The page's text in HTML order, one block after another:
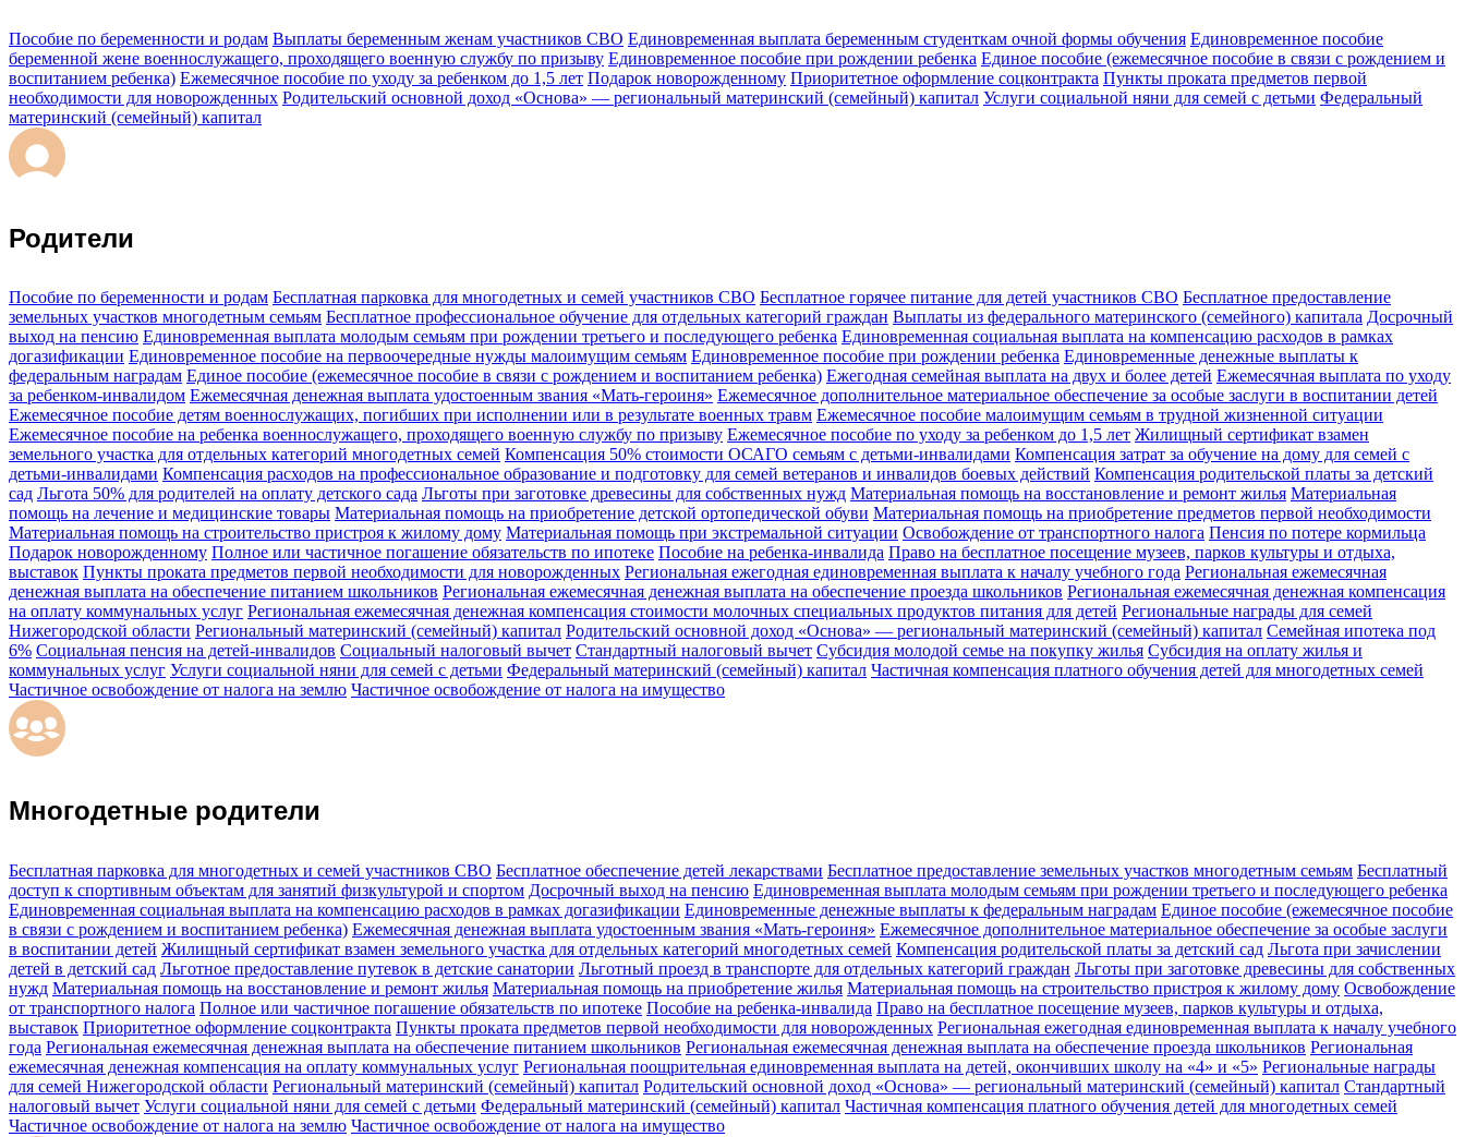
Пособие по беременности и родам Выплаты беременным женам участников СВО Единовременная выплата беременным студенткам очной формы обучения Единовременное пособие
беременной жене военнослужащего, проходящего военную службу по призыву Единовременное пособие при рождении ребенка Единое пособие (ежемесячное пособие в связи с рождением и
воспитанием ребенка) Ежемесячное пособие по уходу за ребенком до 1,5 лет Подарок новорожденному Приоритетное оформление соцконтракта Пункты проката предметов первой
необходимости для новорожденных Родительский основной доход «Основа» — региональный материнский (семейный) капитал Услуги социальной няни для семей с детьми Федеральный
материнский (семейный) капитал
Родители
Пособие по беременности и родам Бесплатная парковка для многодетных и семей участников СВО Бесплатное горячее питание для детей участников СВО Бесплатное предоставление
земельных участков многодетным семьям Бесплатное профессиональное обучение для отдельных категорий граждан Выплаты из федерального материнского (семейного) капитала Досрочный
выход на пенсию Единовременная выплата молодым семьям при рождении третьего и последующего ребенка Единовременная социальная выплата на компенсацию расходов в рамках
догазификации Единовременное пособие на первоочередные нужды малоимущим семьям Единовременное пособие при рождении ребенка Единовременные денежные выплаты к
федеральным наградам Единое пособие (ежемесячное пособие в связи с рождением и воспитанием ребенка) Ежегодная семейная выплата на двух и более детей Ежемесячная выплата по уходу
за ребенком-инвалидом Ежемесячная денежная выплата удостоенным звания «Мать-героиня» Ежемесячное дополнительное материальное обеспечение за особые заслуги в воспитании детей
Ежемесячное пособие детям военнослужащих, погибших при исполнении или в результате военных травм Ежемесячное пособие малоимущим семьям в трудной жизненной ситуации
Ежемесячное пособие на ребенка военнослужащего, проходящего военную службу по призыву Ежемесячное пособие по уходу за ребенком до 1,5 лет Жилищный сертификат взамен
земельного участка для отдельных категорий многодетных семей Компенсация 50% стоимости ОСАГО семьям с детьми-инвалидами Компенсация затрат за обучение на дому для семей с
детьми-инвалидами Компенсация расходов на профессиональное образование и подготовку для семей ветеранов и инвалидов боевых действий Компенсация родительской платы за детский
сад Льгота 50% для родителей на оплату детского сада Льготы при заготовке древесины для собственных нужд Материальная помощь на восстановление и ремонт жилья Материальная
помощь на лечение и медицинские товары Материальная помощь на приобретение детской ортопедической обуви Материальная помощь на приобретение предметов первой необходимости
Материальная помощь на строительство пристроя к жилому дому Материальная помощь при экстремальной ситуации Освобождение от транспортного налога Пенсия по потере кормильца
Подарок новорожденному Полное или частичное погашение обязательств по ипотеке Пособие на ребенка-инвалида Право на бесплатное посещение музеев, парков культуры и отдыха,
выставок Пункты проката предметов первой необходимости для новорожденных Региональная ежегодная единовременная выплата к началу учебного года Региональная ежемесячная
денежная выплата на обеспечение питанием школьников Региональная ежемесячная денежная выплата на обеспечение проезда школьников Региональная ежемесячная денежная компенсация
на оплату коммунальных услуг Региональная ежемесячная денежная компенсация стоимости молочных специальных продуктов питания для детей Региональные награды для семей
Нижегородской области Региональный материнский (семейный) капитал Родительский основной доход «Основа» — региональный материнский (семейный) капитал Семейная ипотека под
6% Социальная пенсия на детей-инвалидов Социальный налоговый вычет Стандартный налоговый вычет Субсидия молодой семье на покупку жилья Субсидия на оплату жилья и
коммунальных услуг Услуги социальной няни для семей с детьми Федеральный материнский (семейный) капитал Частичная компенсация платного обучения детей для многодетных семей
Частичное освобождение от налога на землю Частичное освобождение от налога на имущество
Многодетные родители
Бесплатная парковка для многодетных и семей участников СВО Бесплатное обеспечение детей лекарствами Бесплатное предоставление земельных участков многодетным семьям Бесплатный
доступ к спортивным объектам для занятий физкультурой и спортом Досрочный выход на пенсию Единовременная выплата молодым семьям при рождении третьего и последующего ребенка
Единовременная социальная выплата на компенсацию расходов в рамках догазификации Единовременные денежные выплаты к федеральным наградам Единое пособие (ежемесячное пособие
в связи с рождением и воспитанием ребенка) Ежемесячная денежная выплата удостоенным звания «Мать-героиня» Ежемесячное дополнительное материальное обеспечение за особые заслуги
в воспитании детей Жилищный сертификат взамен земельного участка для отдельных категорий многодетных семей Компенсация родительской платы за детский сад Льгота при зачислении
детей в детский сад Льготное предоставление путевок в детские санатории Льготный проезд в транспорте для отдельных категорий граждан Льготы при заготовке древесины для собственных
нужд Материальная помощь на восстановление и ремонт жилья Материальная помощь на приобретение жилья Материальная помощь на строительство пристроя к жилому дому Освобождение
от транспортного налога Полное или частичное погашение обязательств по ипотеке Пособие на ребенка-инвалида Право на бесплатное посещение музеев, парков культуры и отдыха,
выставок Приоритетное оформление соцконтракта Пункты проката предметов первой необходимости для новорожденных Региональная ежегодная единовременная выплата к началу учебного
года Региональная ежемесячная денежная выплата на обеспечение питанием школьников Региональная ежемесячная денежная выплата на обеспечение проезда школьников Региональная
ежемесячная денежная компенсация на оплату коммунальных услуг Региональная поощрительная единовременная выплата на детей, окончивших школу на «4» и «5» Региональные награды
для семей Нижегородской области Региональный материнский (семейный) капитал Родительский основной доход «Основа» — региональный материнский (семейный) капитал Стандартный
налоговый вычет Услуги социальной няни для семей с детьми Федеральный материнский (семейный) капитал Частичная компенсация платного обучения детей для многодетных семей
Частичное освобождение от налога на землю Частичное освобождение от налога на имущество